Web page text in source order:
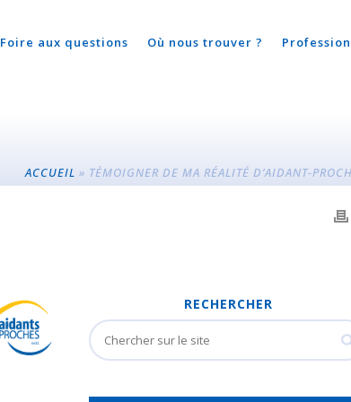
Foire aux questions Où nous trouver ?
ACCUEIL » TÉMOIGNER DE MA RÉALITÉ D’AIDANT-
RECHERCHER